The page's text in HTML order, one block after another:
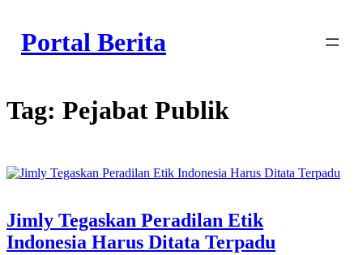
content
Portal Berita
Tag: Pejabat Publik
Jimly Tegaskan Peradilan Etik
Indonesia Harus Ditata Terpadu